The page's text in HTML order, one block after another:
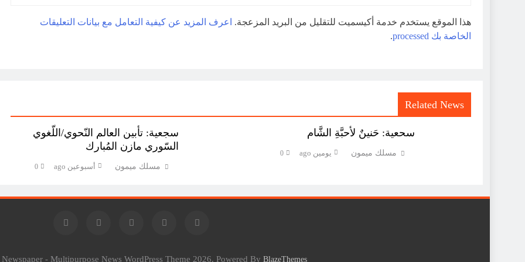
هذا الموقع يستخدم خدمة أكيسميت للتقليل من البريد المزعجة.
اعرف المزيد عن كيفية التعامل مع بيانات التعليقات
الخاصة بك processed
.
Related News
سحعية: حَنينٌ لأحبَّةِ الشَّام
مسلك ميمون يومين ago 0
سجعية: تأبين العالم النّحوي/اللّغوي
السّوري مازن المُبارك
مسلك ميمون أسبوعين ago 0
- Multipurpose News WordPress Theme 2026. Powered By BlazeThemes